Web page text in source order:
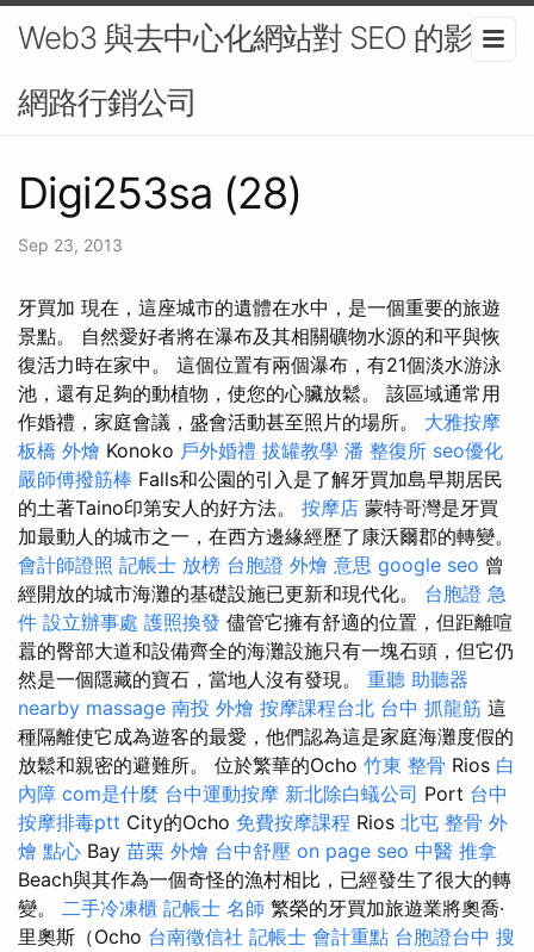
Web3 與去中心化網站對 SEO 的影響-
網路行銷公司
Digi253sa (28)
Sep 23, 2013
牙買加 現在，這座城市的遺體在水中，是一個重要的旅遊
景點。 自然愛好者將在瀑布及其相關礦物水源的和平與恢
復活力時在家中。 這個位置有兩個瀑布，有21個淡水游泳
池，還有足夠的動植物，使您的心臟放鬆。 該區域通常用
作婚禮，家庭會議，盛會活動甚至照片的場所。 大雅按摩
板橋 外燴 Konoko 戶外婚禮 拔罐教學 潘 整復所 seo優化
嚴師傅撥筋棒 Falls和公園的引入是了解牙買加島早期居民
的土著Taino印第安人的好方法。 按摩店 蒙特哥灣是牙買
加最動人的城市之一，在西方邊緣經歷了康沃爾郡的轉變。
會計師證照 記帳士 放榜 台胞證 外燴 意思 google seo 曾
經開放的城市海灘的基礎設施已更新和現代化。 台胞證 急
件 設立辦事處 護照換發 儘管它擁有舒適的位置，但距離喧
囂的臀部大道和設備齊全的海灘設施只有一塊石頭，但它仍
然是一個隱藏的寶石，當地人沒有發現。 重聽 助聽器
nearby massage 南投 外燴 按摩課程台北 台中 抓龍筋 這
種隔離使它成為遊客的最愛，他們認為這是家庭海灘度假的
放鬆和親密的避難所。 位於繁華的Ocho 竹東 整骨 Rios 白
內障 com是什麼 台中運動按摩 新北除白蟻公司 Port 台中
按摩排毒ptt City的Ocho 免費按摩課程 Rios 北屯 整骨 外
燴 點心 Bay 苗栗 外燴 台中舒壓 on page seo 中醫 推拿
Beach與其作為一個奇怪的漁村相比，已經發生了很大的轉
變。 二手冷凍櫃 記帳士 名師 繁榮的牙買加旅遊業將奧喬·
里奧斯（Ocho 台南徵信社 記帳士 會計重點 台胞證台中 搜